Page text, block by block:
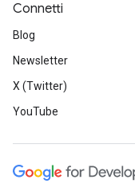
Connetti
Blog
Newsletter
X (Twitter)
YouTube